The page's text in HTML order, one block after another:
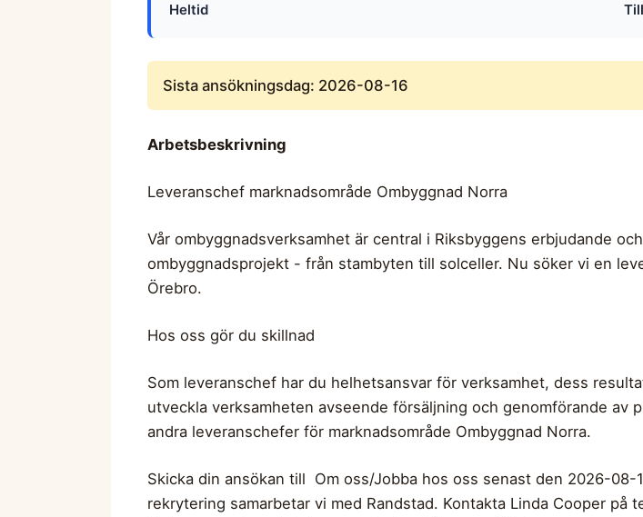
Heltid
Sista ansökningsdag: 2026-08-16
Arbetsbeskrivning
Leveranschef marknadsområde Ombyggnad Norra
Vår ombyggnadsverksamhet är central i Riksbyggens erbjudande
ombyggnadsprojekt - från stambyten till solceller. Nu söker vi en
Örebro.
Hos oss gör du skillnad
Som leveranschef har du helhetsansvar för verksamhet, dess
utveckla verksamheten avseende försäljning och genomförande av
andra leveranschefer för marknadsområde Ombyggnad Norra.
Skicka din ansökan till Om oss/Jobba hos oss senast den 2026-
rekrytering samarbetar vi med Randstad. Kontakta Linda Cooper på